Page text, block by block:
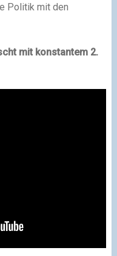
Politik mit den
mit konstantem 2.